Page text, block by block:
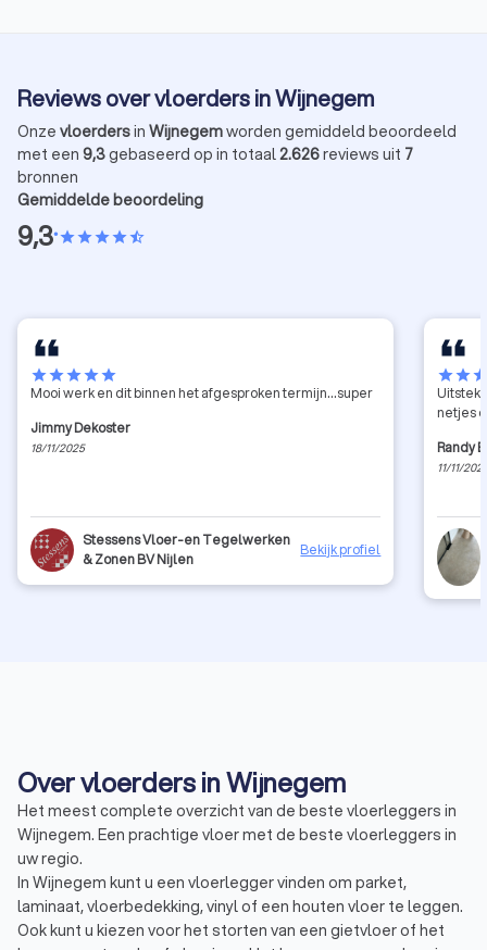
Reviews over vloerders in Wijnegem
Onze vloerdersin Wijnegemworden gemiddeld beoordeeld
met een 9,3gebaseerd op in totaal2.626reviews uit 7
bronnen
Gemiddelde beoordeling
9,3•starstarstarstarstar_half
starstarstarstarstar
Mooi werk en dit binnen het afgesproken termijn...super
Jimmy Dekoster
18/11/2025
Stessens Vloer-en Tegelwerken
& Zonen BV Nijlen
Bekijk profiel
starstar
netjes
Randy B
11/11/
Over vloerders in Wijnegem
Het meest complete overzicht van de beste vloerleggers in
Wijnegem. Een prachtige vloer met de beste vloerleggers in
uw regio.
In Wijnegem kunt u een vloerlegger vinden om parket,
laminaat, vloerbedekking, vinyl of een houten vloer te leggen.
Ook kunt u kiezen voor het storten van een gietvloer of het